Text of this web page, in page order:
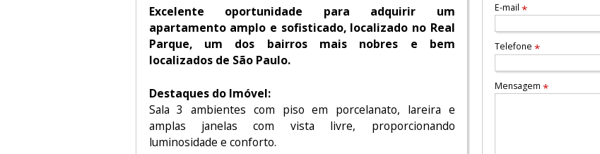
Excelente oportunidade para adquirir um
apartamento amplo e sofisticado, localizado no Real
Parque, um dos bairros mais nobres e bem
localizados de São Paulo.
Destaques do Imóvel:
Sala 3 ambientes com piso em porcelanato, lareira e
amplas janelas com vista livre, proporcionando
luminosidade e conforto.
E-mail*
Telefone*
Mensagem*